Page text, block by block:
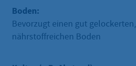
Boden:
Bevorzugt einen gut
nährstoffreichen Boden